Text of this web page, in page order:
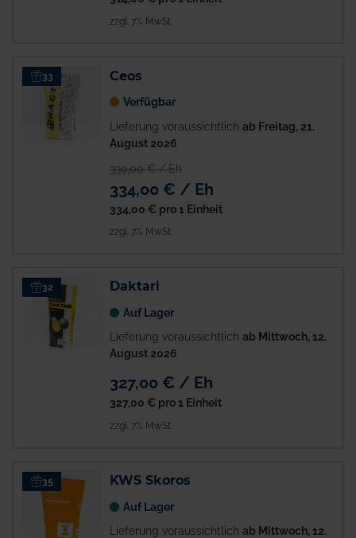
zzgl. 7% MwSt.
33 Ceos
Verfügbar
Lieferung voraussichtlich ab Freitag, 21.
August 2026
339,00 € / Eh
334,00 € / Eh
334,00 € pro 1 Einheit
zzgl. 7% MwSt.
32 Daktari
Auf Lager
Lieferung voraussichtlich ab Mittwoch, 12.
August 2026
327,00 € / Eh
327,00 € pro 1 Einheit
zzgl. 7% MwSt.
35 KWS Skoros
Auf Lager
Lieferung voraussichtlich ab Mittwoch, 12.